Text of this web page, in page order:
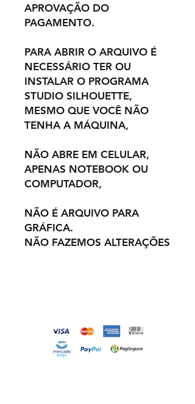
APROVAÇÃO DO
PAGAMENTO.
PARA ABRIR O ARQUIVO É
NECESSÁRIO TER OU
INSTALAR O PROGRAMA
STUDIO SILHOUETTE,
MESMO QUE VOCÊ NÃO
TENHA A MÁQUINA,
NÃO ABRE EM CELULAR,
APENAS NOTEBOOK OU
COMPUTADOR,
NÃO É ARQUIVO PARA
GRÁFICA.
NÃO FAZEMOS ALTERAÇÕES